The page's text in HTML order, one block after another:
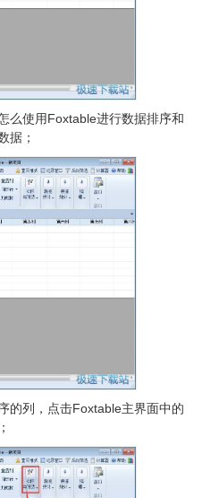
么使用Foxtable进行数据排序和
据；
的列，点击Foxtable主界面中的